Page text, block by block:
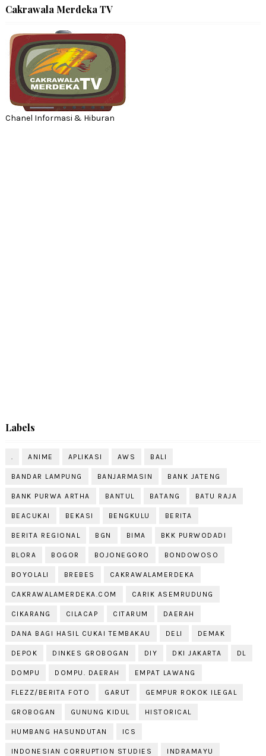
Cakrawala Merdeka TV
Chanel Informasi & Hiburan
Labels
ANIME APLIKASI AWS BALI
BANDAR LAMPUNG BANJARMASIN BANK JATENG
BANK PURWA ARTHA BANTUL BATANG BATU RAJA
BEACUKAI BEKASI BENGKULU BERITA
BERITA REGIONAL BGN BIMA BKK PURWODADI
BLORA BOGOR BOJONEGORO BONDOWOSO
BOYOLALI BREBES CAKRAWALAMERDEKA
CAKRAWALAMERDEKA.COM CARIK ASEMRUDUNG
CIKARANG CILACAP CITARUM DAERAH
DANA BAGI HASIL CUKAI TEMBAKAU DELI DEMAK
DEPOK DINKES GROBOGAN DIY DKI JAKARTA DL
DOMPU DOMPU. DAERAH EMPAT LAWANG
FLEZZ/BERITA FOTO GARUT GEMPUR ROKOK ILEGAL
GROBOGAN GUNUNG KIDUL HISTORICAL
HUMBANG HASUNDUTAN ICS
INDONESIAN CORRUPTION STUDIES INDRAMAYU